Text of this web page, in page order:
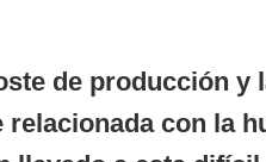
de producción y
con la